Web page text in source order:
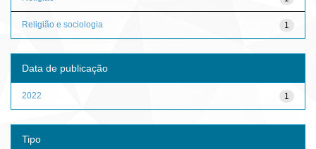
1
Religião e sociologia
Data de publicação
1
2022
Tipo